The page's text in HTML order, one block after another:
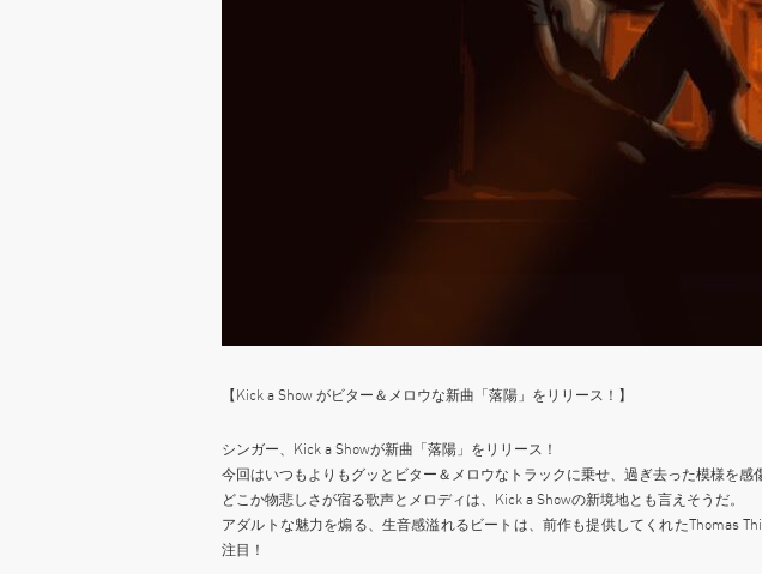
【Kick a Show がビター＆メロウな新曲「落陽」をリリース！】
シンガー、Kick a Showが新曲「落陽」をリリース！
今回はいつもよりもグッとビター＆メロウなトラックに乗せ、過ぎ去った模様を感
どこか物悲しさが宿る歌声とメロディは、Kick a Showの新境地とも言えそうだ。
アダルトな魅力を煽る、生音感溢れるビートは、前作も提供してくれたThomas
注目！